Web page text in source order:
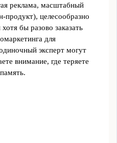
реклама, масштабный
целесообразно
бы разово заказать
для
эксперт могут
внимание, где теряете